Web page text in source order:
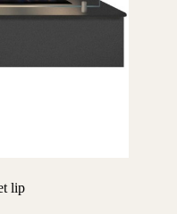
lip